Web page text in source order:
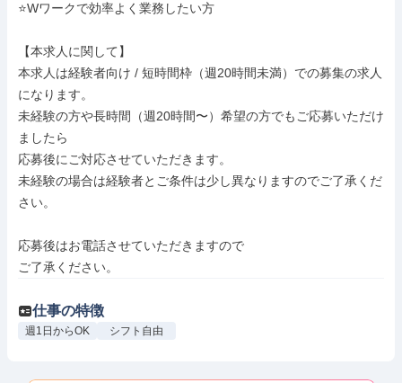
⭐Wワークで効率よく業務したい方
【本求人に関して】
本求人は経験者向け / 短時間枠（週20時間未満）での募集の求人
になります。
未経験の方や長時間（週20時間〜）希望の方でもご応募いただけ
ましたら
応募後にご対応させていただきます。
未経験の場合は経験者とご条件は少し異なりますのでご了承くだ
さい。
応募後はお電話させていただきますので
ご了承ください。
仕事の特徴
週1日からOK シフト自由